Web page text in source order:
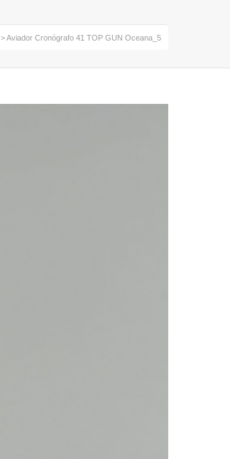
>Aviador Cronógrafo 41 TOP GUN Oceana_5